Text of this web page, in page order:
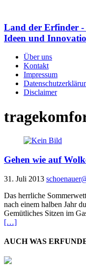
Land der Erfinder -
Ideen und
Über uns
Kontakt
Impressum
Disclaimer
Gehen wie auf
31. Juli 2013
Das herrliche
nach einem halben Jahr
Gemütliches Sitzen im
[…]
AUCH WAS